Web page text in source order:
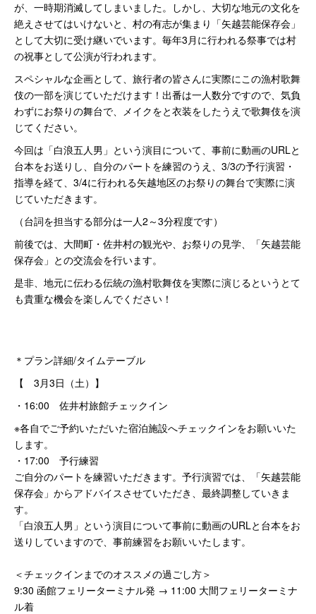
が、一時期消滅してしまいました。しかし、大切な地元の文化を
絶えさせてはいけないと、村の有志が集まり「矢越芸能保存会」
として大切に受け継いでいます。毎年3月に行われる祭事では村
の祝事として公演が行われます。
スペシャルな企画として、旅行者の皆さんに実際にこの漁村歌舞
伎の一部を演じていただけます！出番は一人数分ですので、気負
わずにお祭りの舞台で、メイクをと衣装をしたうえで歌舞伎を演
じてください。
今回は「白浪五人男」という演目について、事前に動画のURLと
台本をお送りし、自分のパートを練習のうえ、3/3の予行演習・
指導を経て、3/4に行われる矢越地区のお祭りの舞台で実際に演
じていただきます。
（台詞を担当する部分は一人2～3分程度です）
前後では、大間町・佐井村の観光や、お祭りの見学、「矢越芸能
保存会」との交流会を行います。
是非、地元に伝わる伝統の漁村歌舞伎を実際に演じるというとて
も貴重な機会を楽しんでください！
＊プラン詳細/タイムテーブル
【 3月3日（土）】
・16:00 佐井村旅館チェックイン
※各自でご予約いただいた宿泊施設へチェックインをお願いいた
します。
・17:00 予行練習
ご自分のパートを練習いただきます。予行演習では、「矢越芸能
保存会」からアドバイスさせていただき、最終調整していきま
す。
「白浪五人男」という演目について事前に動画のURLと台本をお
送りしていますので、事前練習をお願いいたします。
＜チェックインまでのオススメの過ごし方＞
9:30 函館フェリーターミナル発 → 11:00 大間フェリーターミナ
ル着